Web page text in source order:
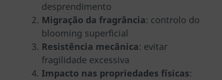
desprendimento
Migração da fragrância: controlo do
blooming superficial
Resistência mecânica: evitar
fragilidade excessiva
Impacto nas propriedades físicas: